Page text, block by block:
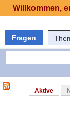
Fragen
Aktive
Willkommen,